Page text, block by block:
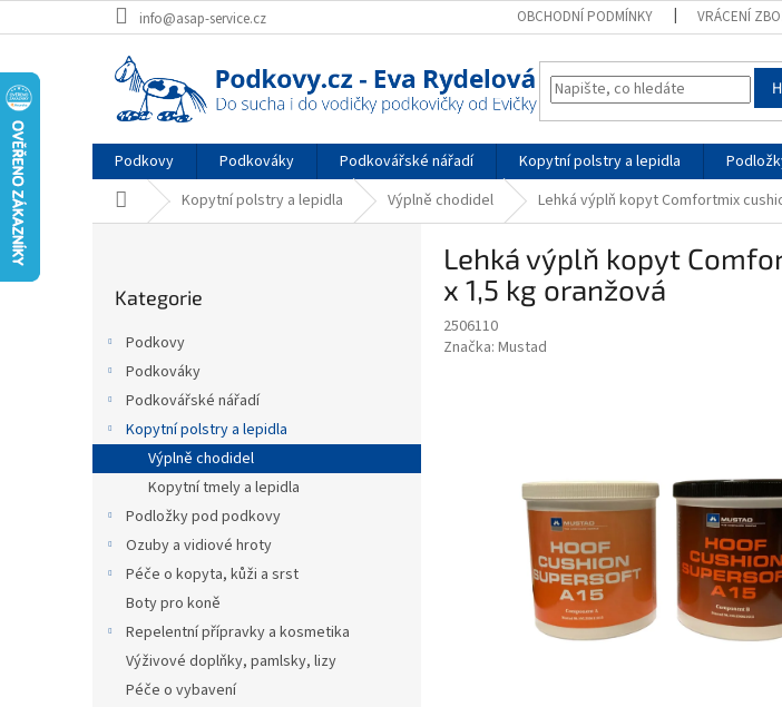
na
info@asap-service.cz OBCHODNÍ PODMÍNKY VRÁCENÍ
Podkovy Podkováky Podkovářské nářadí Kopytní polstry a lepidla
Domů Kopytní polstry a lepidla Výplně chodidel Lehká výplň kopyt Comfortmix
a
kategorie
Kategorie
Podkovy
Podkováky
Podkovářské nářadí
Kopytní polstry a lepidla
Výplně chodidel
Kopytní tmely a lepidla
Podložky pod podkovy
Ozuby a vidiové hroty
Péče o kopyta, kůži a srst
Boty pro koně
Repelentní přípravky a kosmetika
Výživové doplňky, pamlsky, lizy
Péče o vybavení
Lehká výplň kopyt
x 1,5 kg oranžová
2506110
Značka: Mustad